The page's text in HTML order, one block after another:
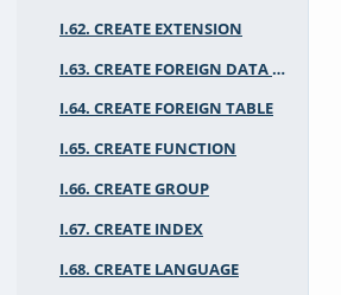
I.62. CREATE EXTENSION
I.63. CREATE FOREIGN DATA WRAPPER
I.64. CREATE FOREIGN TABLE
I.65. CREATE FUNCTION
I.66. CREATE GROUP
I.67. CREATE INDEX
I.68. CREATE LANGUAGE